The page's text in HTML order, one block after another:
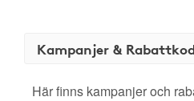
Kampanjer &
Här finns kampanjer och